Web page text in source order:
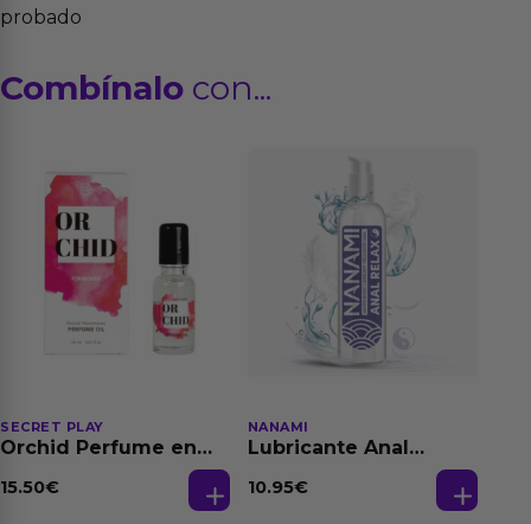
probado
Combínalo con...
SECRET PLAY
Orchid Perfume en
Feromonas 20 ml
15.50€
NANAMI
Lubricante Anal
Dilatación Base Agua
10.95€